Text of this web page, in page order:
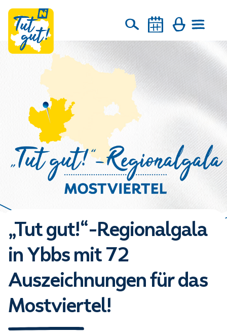
„Tut gut!“-Regionalgala
in Ybbs mit 72
Auszeichnungen für das
Mostviertel!